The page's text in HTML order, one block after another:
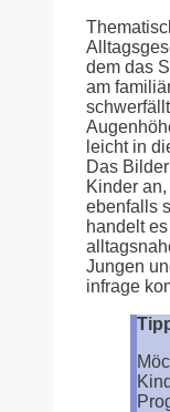
dem das
am
leicht in
Das
Kinder
ebenfalls
handelt
Jungen
infrage